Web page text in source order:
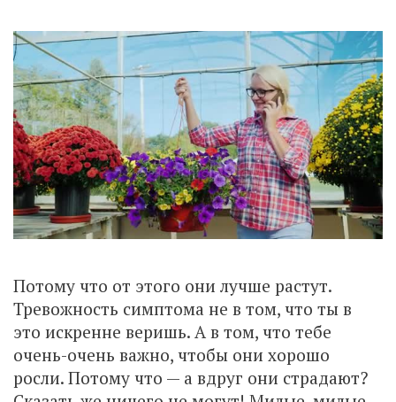
Потому что от этого они лучше растут.
Тревожность симптома не в том, что ты в
это искренне веришь. А в том, что тебе
очень-очень важно, чтобы они хорошо
росли. Потому что — а вдруг они страдают?